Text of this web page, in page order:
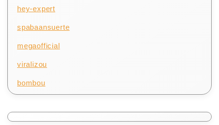
hey-expert
spabaansuerte
megaofficial
viralizou
bombou